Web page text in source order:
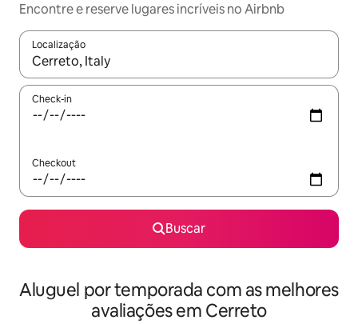
Encontre e reserve lugares incríveis no Airbnb
Localização
Quando os resultados estiverem disponíveis, explore-os
Check-in
Checkout
Buscar
Aluguel por temporada com as melhores
avaliações em Cerreto